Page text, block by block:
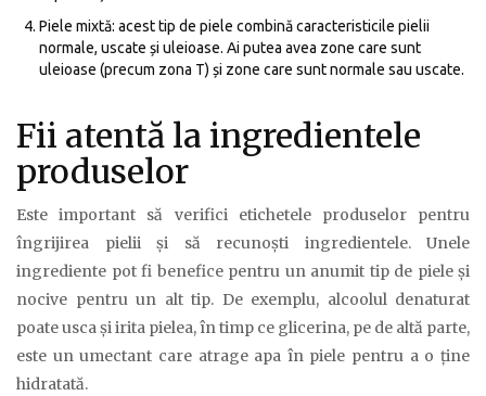
Piele mixtă: acest tip de piele combină caracteristicile pielii
normale, uscate și uleioase. Ai putea avea zone care sunt
uleioase (precum zona T) și zone care sunt normale sau uscate.
Fii atentă la ingredientele
produselor
Este important să verifici etichetele produselor pentru
îngrijirea pielii și să recunoști ingredientele. Unele
ingrediente pot fi benefice pentru un anumit tip de piele și
nocive pentru un alt tip. De exemplu, alcoolul denaturat
poate usca și irita pielea, în timp ce glicerina, pe de altă parte,
este un umectant care atrage apa în piele pentru a o ține
hidratată.